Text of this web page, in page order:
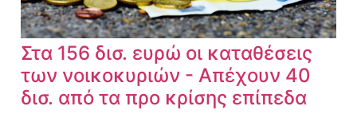
Στα 156 δισ. ευρώ οι καταθέσεις
των νοικοκυριών - Απέχουν 40
δισ. από τα προ κρίσης επίπεδα